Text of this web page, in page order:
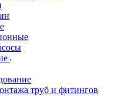
труб и фитингов